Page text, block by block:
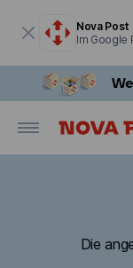
Nova
Im Google
Die